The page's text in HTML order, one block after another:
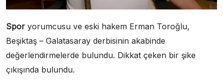
Spor yorumcusu ve eski hakem Erman Toroğlu,
Beşiktaş – Galatasaray derbisinin akabinde
değerlendirmelerde bulundu. Dikkat çeken bir şike
çıkışında bulundu.